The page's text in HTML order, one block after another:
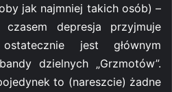
jak najmniej takich osób) –
depresja przyjmuje
jest głównym
dzielnych „Grzmotów”.
to (nareszcie) żadne